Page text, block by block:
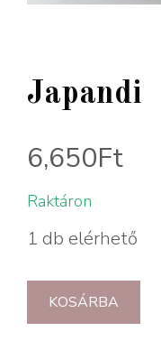
Japandi
6,650Ft
Raktáron
1 db elérhető
KOSÁRBA